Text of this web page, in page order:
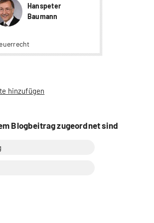
Hanspeter
Baumann
hinzufügen
Blogbeitrag zugeordnet sind